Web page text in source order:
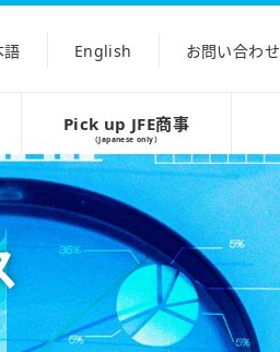
語 English お問い合わせ
Pick up JFE商事
（Japanese only）